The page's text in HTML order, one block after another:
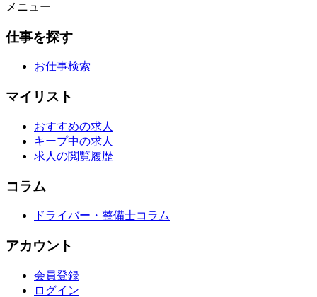
メニュー
仕事を探す
お仕事検索
マイリスト
おすすめの求人
キープ中の求人
求人の閲覧履歴
コラム
ドライバー・整備士コラム
アカウント
会員登録
ログイン